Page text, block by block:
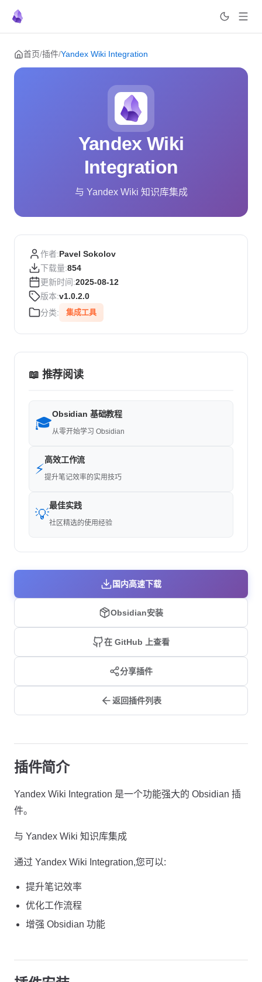
Skip to content
首页/插件/Yandex Wiki Integration
Yandex Wiki
Integration
与 Yandex Wiki 知识库集成
作者:Pavel Sokolov
下载量:854
更新时间:2025-08-12
版本:v1.0.2.0
分类:
集成工具
📖 推荐阅读
🎓
Obsidian 基础教程
从零开始学习 Obsidian
⚡
高效工作流
提升笔记效率的实用技巧
💡
最佳实践
社区精选的使用经验
国内高速下载
Obsidian安装
在 GitHub 上查看
分享插件
返回插件列表
插件简介
Yandex Wiki Integration 是一个功能强大的 Obsidian 插
件。
与 Yandex Wiki 知识库集成
通过 Yandex Wiki Integration,您可以:
提升笔记效率
优化工作流程
增强 Obsidian 功能